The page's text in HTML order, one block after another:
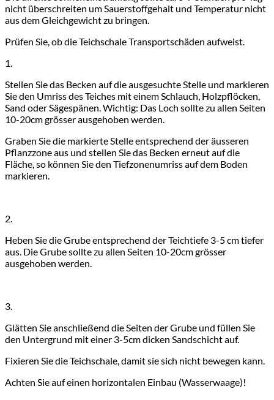
nicht überschreiten um Sauerstoffgehalt und Temperatur nicht
aus dem Gleichgewicht zu bringen.
Prüfen Sie, ob die Teichschale Transportschäden aufweist.
1.
Stellen Sie das Becken auf die ausgesuchte Stelle und markieren
Sie den Umriss des Teiches mit einem Schlauch, Holzpflöcken,
Sand oder Sägespänen. Wichtig: Das Loch sollte zu allen Seiten
10-20cm grösser ausgehoben werden.
Graben Sie die markierte Stelle entsprechend der äusseren
Pflanzzone aus und stellen Sie das Becken erneut auf die
Fläche, so können Sie den Tiefzonenumriss auf dem Boden
markieren.
2.
Heben Sie die Grube entsprechend der Teichtiefe 3-5 cm tiefer
aus. Die Grube sollte zu allen Seiten 10-20cm grösser
ausgehoben werden.
3.
Glätten Sie anschließend die Seiten der Grube und füllen Sie
den Untergrund mit einer 3-5cm dicken Sandschicht auf.
Fixieren Sie die Teichschale, damit sie sich nicht bewegen kann.
Achten Sie auf einen horizontalen Einbau (Wasserwaage)!